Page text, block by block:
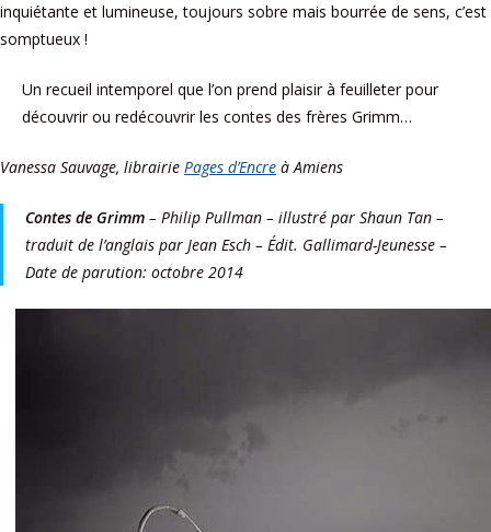
inquiétante et lumineuse, toujours sobre mais bourrée de sens, c’est
somptueux !
Un recueil intemporel que l’on prend plaisir à feuilleter pour
découvrir ou redécouvrir les contes des frères Grimm…
Vanessa Sauvage, librairie Pages d’Encre à Amiens
Contes de Grimm – Philip Pullman – illustré par Shaun Tan –
traduit de l’anglais par Jean Esch – Édit. Gallimard-Jeunesse –
Date de parution: octobre 2014